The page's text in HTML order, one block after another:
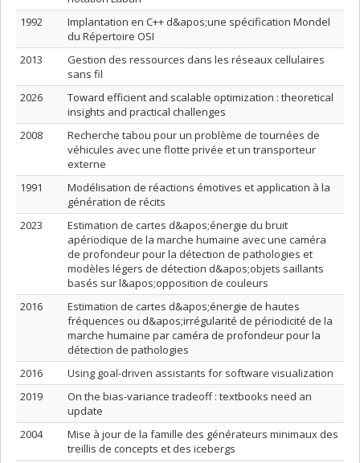
1992
Implantation en C++ d&apos;une spécification Mondel
du Répertoire OSI
2013
Gestion des ressources dans les réseaux cellulaires
sans fil
2026
Toward efficient and scalable optimization : theoretical
insights and practical challenges
2008
Recherche tabou pour un problème de tournées de
véhicules avec une flotte privée et un transporteur
externe
1991
Modélisation de réactions émotives et application à la
génération de récits
2023
Estimation de cartes d&apos;énergie du bruit
apériodique de la marche humaine avec une caméra
de profondeur pour la détection de pathologies et
modèles légers de détection d&apos;objets saillants
basés sur l&apos;opposition de couleurs
2016
Estimation de cartes d&apos;énergie de hautes
fréquences ou d&apos;irrégularité de périodicité de la
marche humaine par caméra de profondeur pour la
détection de pathologies
2016
Using goal-driven assistants for software visualization
2019
On the bias-variance tradeoff : textbooks need an
update
2004
Mise à jour de la famille des générateurs minimaux des
treillis de concepts et des icebergs